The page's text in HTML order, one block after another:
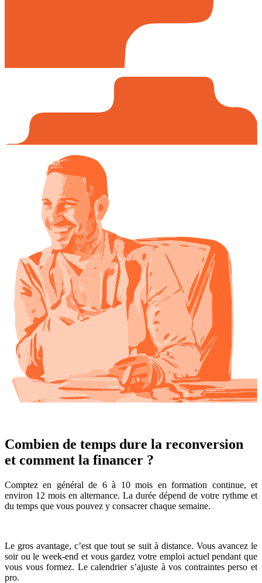
Combien de temps dure la reconversion
et comment la financer ?
Comptez en général de 6 à 10 mois en formation continue, et
environ 12 mois en alternance. La durée dépend de votre rythme et
du temps que vous pouvez y consacrer chaque semaine.
Le gros avantage, c’est que tout se suit à distance. Vous avancez le
soir ou le week-end et vous gardez votre emploi actuel pendant que
vous vous formez. Le calendrier s’ajuste à vos contraintes perso et
pro.